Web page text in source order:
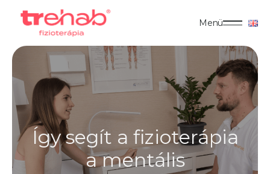
Menü
Így segít a fizioterápia
a mentális